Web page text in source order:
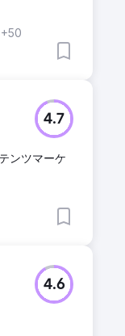
+50
4.7
ンツマーケ
4.6